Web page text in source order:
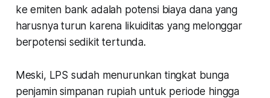
ke emiten bank adalah potensi biaya dana yang
harusnya turun karena likuiditas yang melonggar
berpotensi sedikit tertunda.
Meski, LPS sudah menurunkan tingkat bunga
penjamin simpanan rupiah untuk periode hingga